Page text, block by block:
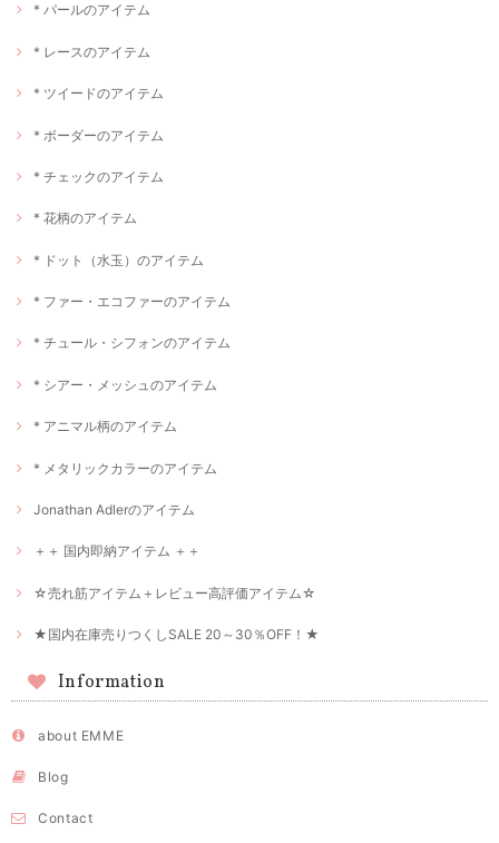
* パールのアイテム
* レースのアイテム
* ツイードのアイテム
* ボーダーのアイテム
* チェックのアイテム
* 花柄のアイテム
* ドット（水玉）のアイテム
* ファー・エコファーのアイテム
* チュール・シフォンのアイテム
* シアー・メッシュのアイテム
* アニマル柄のアイテム
* メタリックカラーのアイテム
Jonathan Adlerのアイテム
＋＋ 国内即納アイテム ＋＋
☆売れ筋アイテム＋レビュー高評価アイテム☆
★国内在庫売りつくしSALE 20～30％OFF！★
Information
about EMME
Blog
Contact